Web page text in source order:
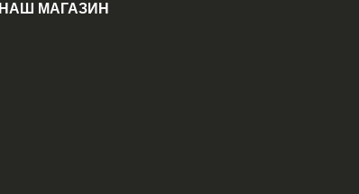
НАШ МАГАЗИН